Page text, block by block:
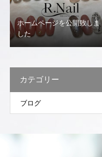
ホームページを公開致しま
した
カテゴリー
ブログ